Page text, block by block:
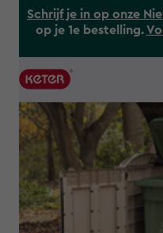
Schrijf je in op onze
op je 1e bestelling.
Main
navigation